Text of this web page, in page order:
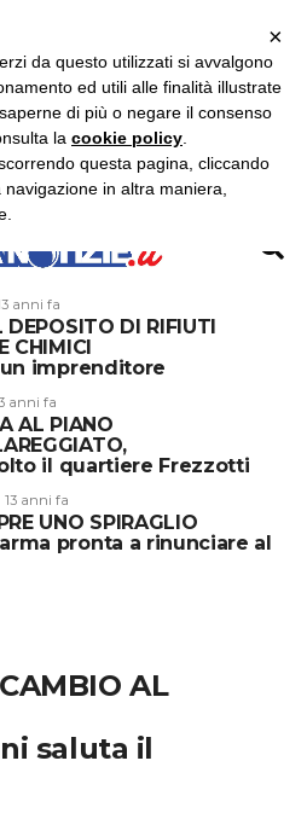
anni fa
DEPOSITO DI RIFIUTI
CHIMICI
imprenditore
anni fa
AL PIANO
il quartiere Frezzotti
13 anni fa
UNO SPIRAGLIO
pronta a rinunciare al
AL
saluta il
×
da questo utilizzati si avvalgono
ed utili alle finalità illustrate
di più o negare il consenso
la cookie policy
questa pagina, cliccando
in altra maniera,